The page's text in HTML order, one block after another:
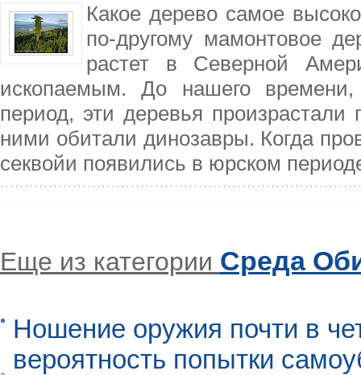
Какое дерево самое
по-другому мамонтовое
растет в Северной
ископаемым. До нашего
период, эти деревья
ними обитали динозавры. Когда
секвойи появились в юрском
Еще из категории Среда
Ношение оружия почти в
вероятность попытки